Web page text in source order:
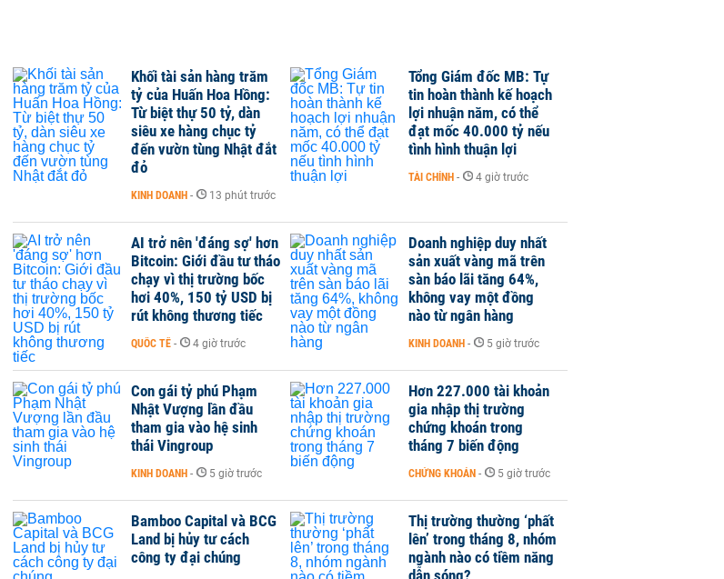
Khối tài sản hàng trăm
tỷ của Huấn Hoa Hồng:
Từ biệt thự 50 tỷ, dàn
siêu xe hàng chục tỷ
đến vườn tùng Nhật đắt
đỏ
KINH DOANH - 13 phút trước
Tổng Giám đốc MB: Tự
tin hoàn thành kế hoạch
lợi nhuận năm, có thể
đạt mốc 40.000 tỷ nếu
tình hình thuận lợi
TÀI CHÍNH - 4 giờ trước
AI trở nên 'đáng sợ' hơn
Bitcoin: Giới đầu tư tháo
chạy vì thị trường bốc
hơi 40%, 150 tỷ USD bị
rút không thương tiếc
QUỐC TẾ - 4 giờ trước
Doanh nghiệp duy nhất
sản xuất vàng mã trên
sàn báo lãi tăng 64%,
không vay một đồng
nào từ ngân hàng
KINH DOANH - 5 giờ trước
Con gái tỷ phú Phạm
Nhật Vượng lần đầu
tham gia vào hệ sinh
thái Vingroup
KINH DOANH - 5 giờ trước
Hơn 227.000 tài khoản
gia nhập thị trường
chứng khoán trong
tháng 7 biến động
CHỨNG KHOÁN - 5 giờ trước
Bamboo Capital và BCG
Land bị hủy tư cách
công ty đại chúng
Thị trường thường ‘phất
lên’ trong tháng 8, nhóm
ngành nào có tiềm năng
dẫn sóng?